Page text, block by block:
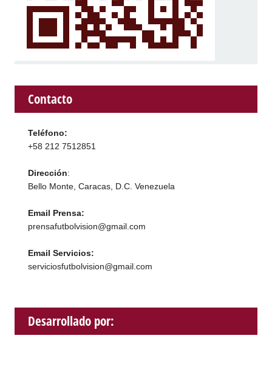
Contacto
Teléfono:
+58 212 7512851
Dirección:
Bello Monte, Caracas, D.C. Venezuela
Email Prensa:
prensafutbolvision@gmail.com
Email Servicios:
serviciosfutbolvision@gmail.com
Desarrollado por: